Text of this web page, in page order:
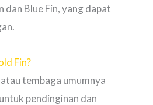
dan Blue Fin, yang dapat
Fin?
tembaga umumnya
pendinginan dan